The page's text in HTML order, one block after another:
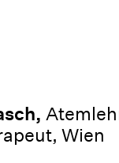
Wien